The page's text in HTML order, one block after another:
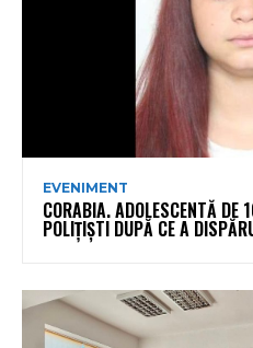
EVENIMENT
CORABIA. ADOLESCENTĂ DE
POLIȚIȘTI DUPĂ CE A